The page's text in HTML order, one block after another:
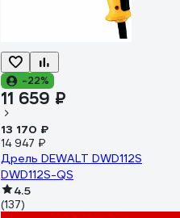
-22%
11 659 ₽
13 170 ₽
14 947 ₽
Дрель DEWALT DWD112S
DWD112S-QS
4.5
(137)